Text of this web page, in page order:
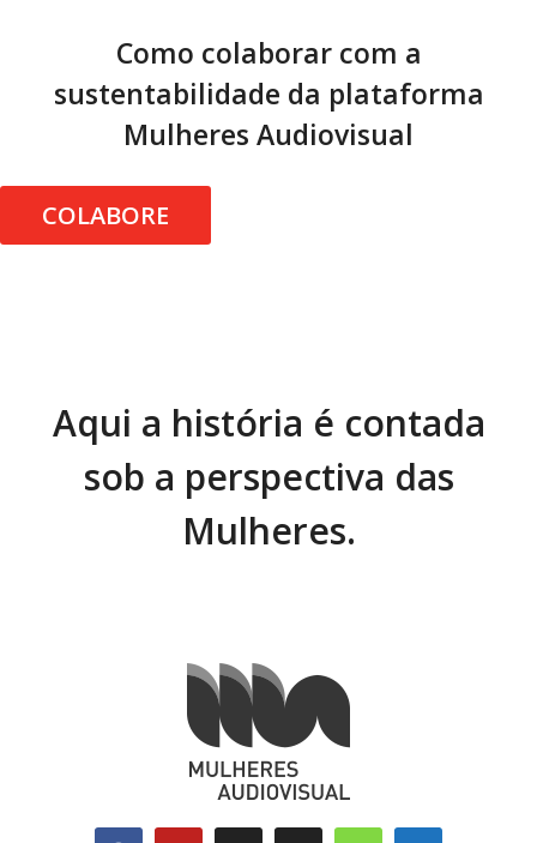
Como colaborar com a
sustentabilidade da plataforma
Mulheres Audiovisual
COLABORE
Aqui a história é contada
sob a perspectiva das
Mulheres.